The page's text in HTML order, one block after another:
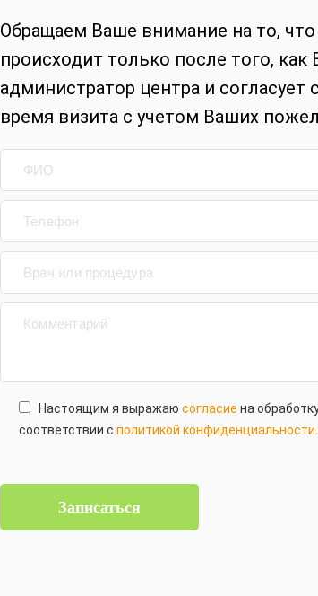
Обращаем Ваше внимание на то,
происходит только после того, как
администратор центра и согласует
время визита с учетом Ваших
Настоящим я выражаю согласие на
соответствии с политикой конфиденциальности.